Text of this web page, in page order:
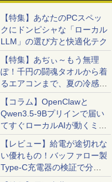
【特集】あなたのPCスペッ
クにドンピシャな「ローカル
LLM」の選び方と快適化テク
【特集】あぢぃ～もう無理
ぽ！千円の闘魂タオルから着
るエアコンまで、夏の冷感グ
ッズ一挙紹介
【コラム】OpenClawと
Qwen3.5-9Bプリインで届い
てすぐローカルAIが動くミニ
PC「SER9 Pro」
【レビュー】給電が途切れな
い優れもの！バッファロー製
Type-C充電器の検証で分か
ったこと